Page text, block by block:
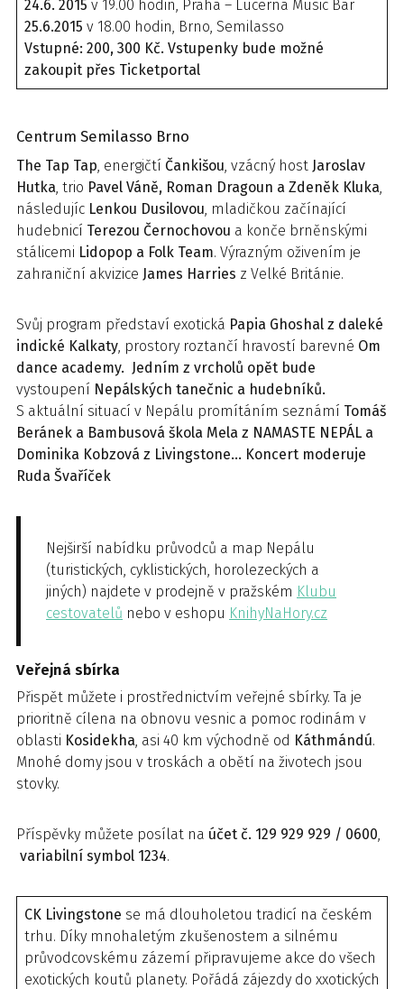
24.6. 2015 v 19.00 hodin, Praha – Lucerna Music Bar
25.6.2015 v 18.00 hodin, Brno, Semilasso
Vstupné: 200, 300 Kč. Vstupenky bude možné
zakoupit přes Ticketportal
Centrum Semilasso Brno
The Tap Tap , energičtí Čankišou , vzácný host Jaroslav
Hutka , trio Pavel Váně, Roman Dragoun a Zdeněk Kluka
následujíc Lenkou Dusilovou , mladičkou začínající
hudebnicí Terezou Černochovou a konče brněnskými
stálicemi Lidopop a Folk Team. Výrazným oživením je
zahraniční akvizice James Harries z Velké Británie.
Svůj program představí exotická Papia Ghoshal z daleké
indické Kalkaty , prostory roztančí hravostí barevné Om
dance academy. Jedním z vrcholů opět bude
vystoupení Nepálských tanečnic a hudebníků.
S aktuální situací v Nepálu promítáním seznámí Tomáš
Beránek a Bambusová škola Mela z NAMASTE NEPÁL a
Dominika Kobzová z Livingstone… Koncert moderuje
Ruda Švaříček
Nejširší nabídku průvodců a map Nepálu
(turistických, cyklistických, horolezeckých a
jiných) najdete v prodejně v pražském Klubu
cestovatelů nebo v eshopu KnihyNaHory.cz
Veřejná sbírka
Přispět můžete i prostřednictvím veřejné sbírky. Ta je
prioritně cílena na obnovu vesnic a pomoc rodinám v
oblasti Kosidekha , asi 40 km východně od Káthmándú.
Mnohé domy jsou v troskách a obětí na životech jsou
stovky.
Příspěvky můžete posílat na účet č. 129 929 929 / 0600
variabilní symbol 1234.
CK Livingstone se má dlouholetou tradicí na českém
trhu. Díky mnohaletým zkušenostem a silnému
průvodcovskému zázemí připravujeme akce do všech
exotických koutů planety. Pořádá zájezdy do xxotických